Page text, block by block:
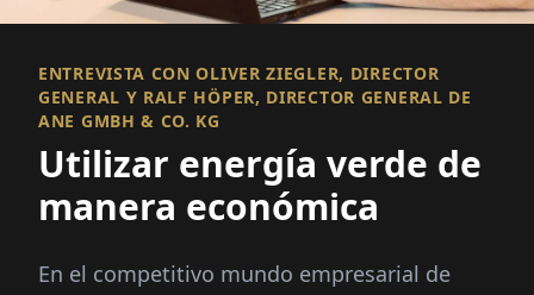
ENTREVISTA CON OLIVER ZIEGLER, DIRECTOR
GENERAL Y RALF HÖPER, DIRECTOR GENERAL DE
ANE GMBH & CO. KG
Utilizar energía verde de
manera económica
En el competitivo mundo empresarial de